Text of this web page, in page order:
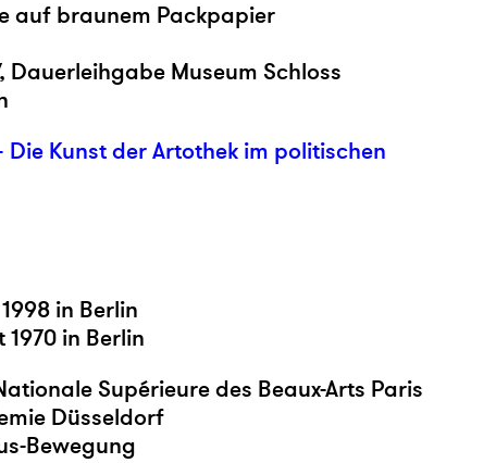
auf braunem Packpapier
Dauerleihgabe Museum Schloss
Die Kunst der Artothek im politischen
in Berlin
in Berlin
Supérieure des Beaux-Arts Paris
Düsseldorf
Bewegung